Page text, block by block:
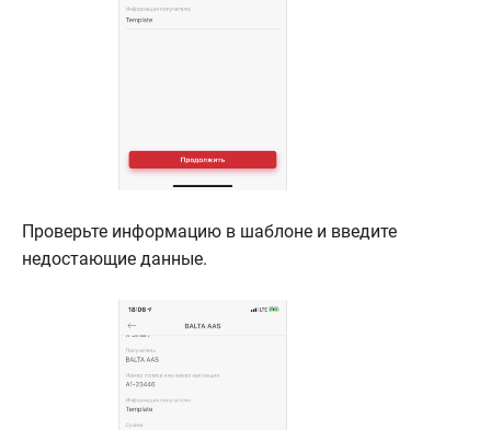
Проверьте информацию в шаблоне и введите
недостающие данные.